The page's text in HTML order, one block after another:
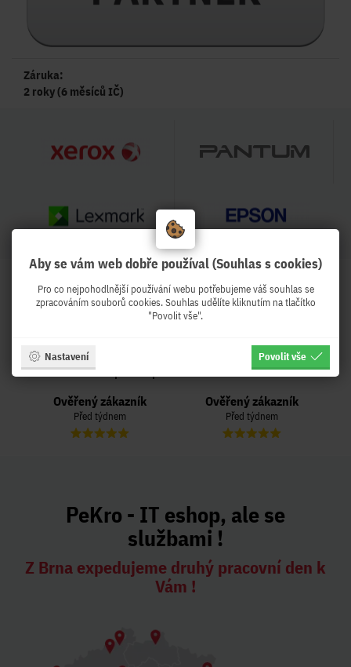
Záruka:
2 roky (6 měsíců IČ)
HODNOCENÍ OBCHODU
99 %
zákazníků
Ověřený zákazník
Před týdnem
Ověřený zákazník
Před týdnem
PeKro - IT eshop, ale se
službami !
Z Brna expedujeme druhý pracovní den k
Vám !
Aby se vám web dobře používal (Souhlas s cookies)
Pro co nejpohodlnější používání webu potřebujeme váš souhlas se
zpracováním souborů cookies. Souhlas udělíte kliknutím na tlačítko
"Povolit vše".
Nastavení Povolit vše